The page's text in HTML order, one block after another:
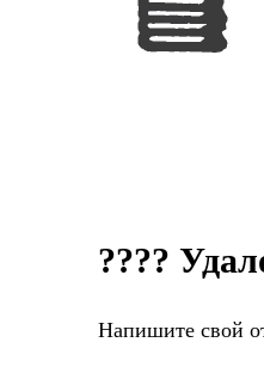
????
Напишите свой